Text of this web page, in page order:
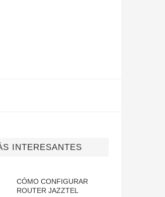
INTERESANTES
CÓMO CONFIGURAR
ROUTER JAZZTEL